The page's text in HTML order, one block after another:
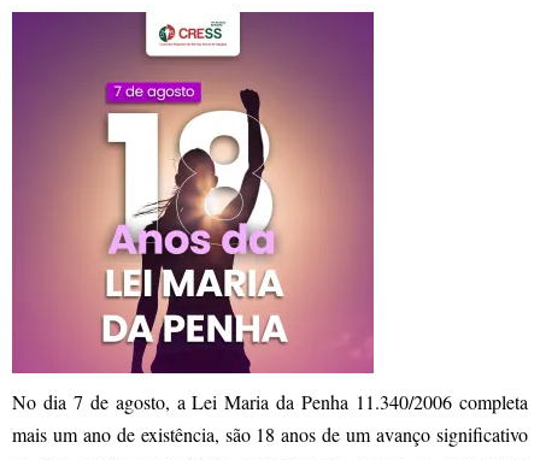
No dia 7 de agosto, a Lei Maria da Penha 11.340/2006 completa
mais um ano de existência, são 18 anos de um avanço significativo